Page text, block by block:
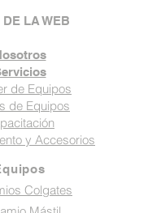
LA WEB
de Equipos
de Equipos
y Accesorios
Colgates